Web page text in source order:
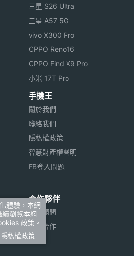
3700(n77), 600(n71),
800(n20), 850(n5), 900(n8),
1700(B4), 1800(B3), 1900(B2),
2600(B7), 600(B71), 700(B12),
700(B17), 700(B28), 800(B18),
800(B20), 850(B26), 850(B5),
2500(B41), 2600(B38),
3600(B48)
三星 S26 Ultra
三星 A57 5G
vivo X300 Pro
OPPO Reno16
OPPO Find X9 Pro
小米 17T Pro
手機王
關於我們
聯絡我們
隱私權政策
智慧財產權聲明
FB登入問題
合作夥伴
法律顧問
媒體合作
體驗，本網
瀏覽本網
政策。
私權政策